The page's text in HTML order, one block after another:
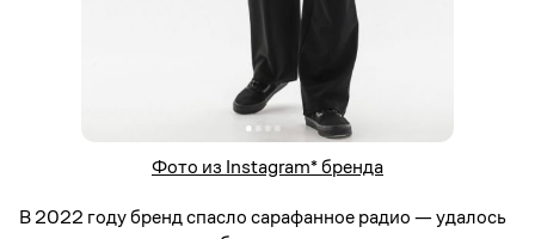
Фото из Instagram* бренда
В 2022 году бренд спасло сарафанное радио — удалось